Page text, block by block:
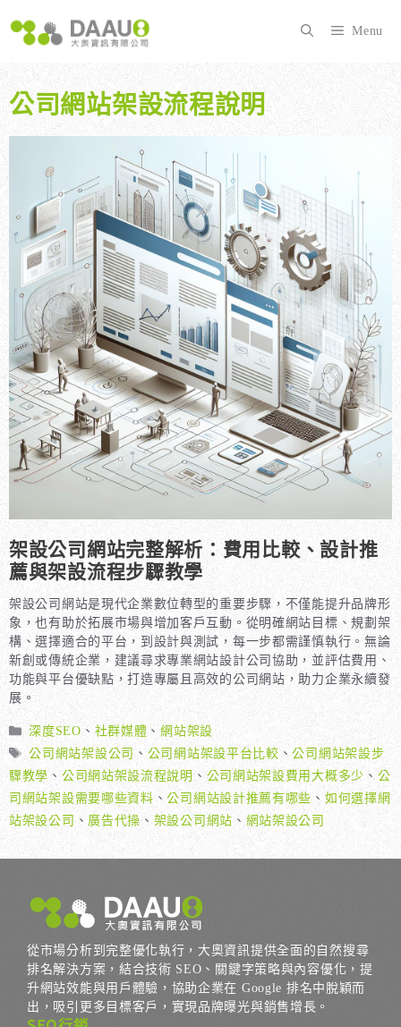
至
內
容
Menu
公司網站架設流程說明
架設公司網站完整解析：費用比較、設計推
薦與架設流程步驟教學
架設公司網站是現代企業數位轉型的重要步驟，不僅能提升品牌形
象，也有助於拓展市場與增加客戶互動。從明確網站目標、規劃架
構、選擇適合的平台，到設計與測試，每一步都需謹慎執行。無論
新創或傳統企業，建議尋求專業網站設計公司協助，並評估費用、
功能與平台優缺點，打造專屬且高效的公司網站，助力企業永續發
展。
分
類
深度SEO 、 社群媒體 、網站架設
標
籤
公司網站架設公司 、 公司網站架設平台比較 、公司網站架設步
驟教學 、 公司網站架設流程說明 、 公司網站架設費用大概多少 、 公
司網站架設需要哪些資料 、公司網站設計推薦有哪些、 如何選擇網
站架設公司
、 廣告代操、 架設公司網站 、 網站架設公司
從市場分析到完整優化執行，大奧資訊提供全面的自然搜尋
排名解決方案，結合技術 SEO、關鍵字策略與內容優化，提
升網站效能與用戶體驗，協助企業在 Google 排名中脫穎而
出，吸引更多目標客戶，實現品牌曝光與銷售增長。